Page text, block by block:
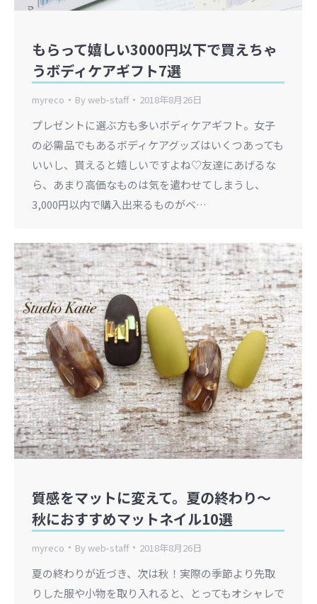
もらって嬉しい3000円以下で買えちゃ
うボディケアギフト7選
myreco Byweb-staff 2018年8月26日
プレゼントに選ぶ方も多いボディケアギフト。女子
の必需品でもあるボディケアグッズはいくつあっても
いいし、貰えると嬉しいですよね♡友達にあげるな
ら、あまり高価なものは気を遣わせてしまうし、
3,000円以内で購入出来るものがベ…
質感をマットに変えて。夏の終わり〜
秋におすすめマットネイル10選
myreco Byweb-staff 2018年8月26日
夏の終わりが近づき、次は秋！実際の季節より先取
りした服や小物を取り入れると、とってもオシャレで